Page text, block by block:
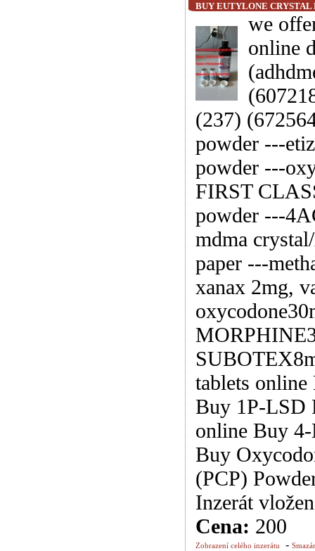
BUY EUTYLONE
we
online
(237)
powder ---
powder ---
FIRST
powder ---
mdma
paper ---
xanax 2mg,
tablets
Buy 1P-LSD
online Buy
Buy
(PCP)
Inzerát
Cena: 200
Zobrazení celého inzerátu -